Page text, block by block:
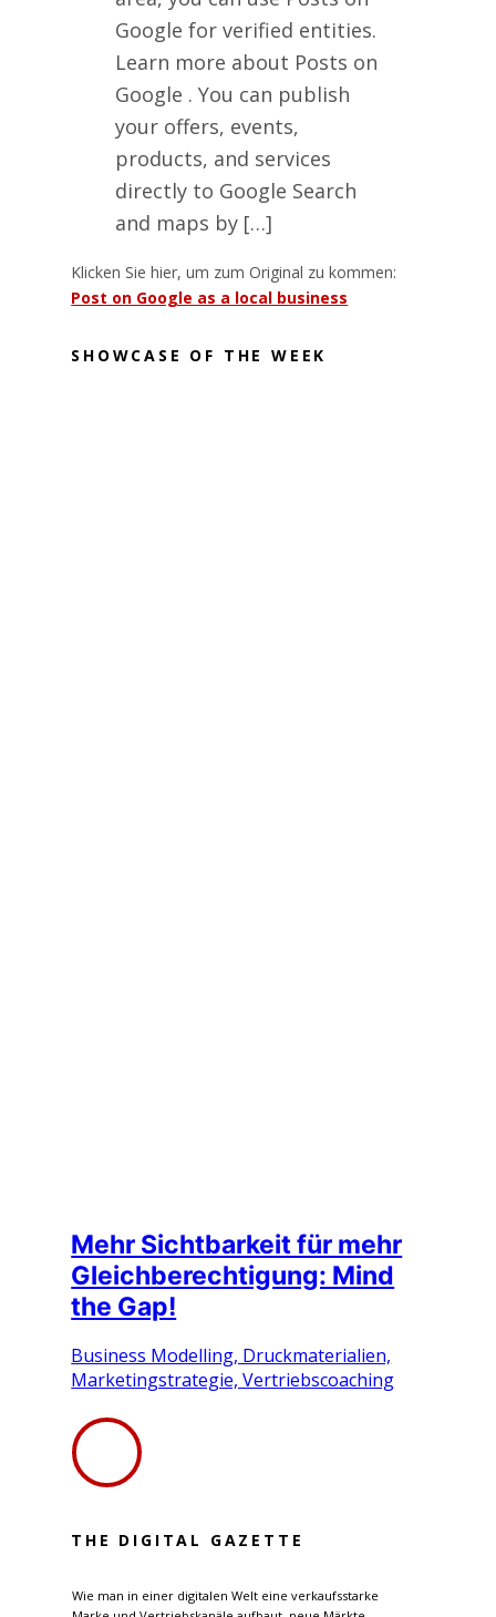
Google for verified entities.
Learn more about Posts on
Google . You can publish
your offers, events,
products, and services
directly to Google Search
and maps by […]
Klicken Sie hier, um zum Original zu kommen:
Post on Google as a local business
SHOWCASE OF THE WEEK
Mehr Sichtbarkeit für mehr
Gleichberechtigung: Mind
the Gap!
Business Modelling, Druckmaterialien,
Marketingstrategie, Vertriebscoaching
THE DIGITAL GAZETTE
Wie man in einer digitalen Welt eine verkaufsstarke